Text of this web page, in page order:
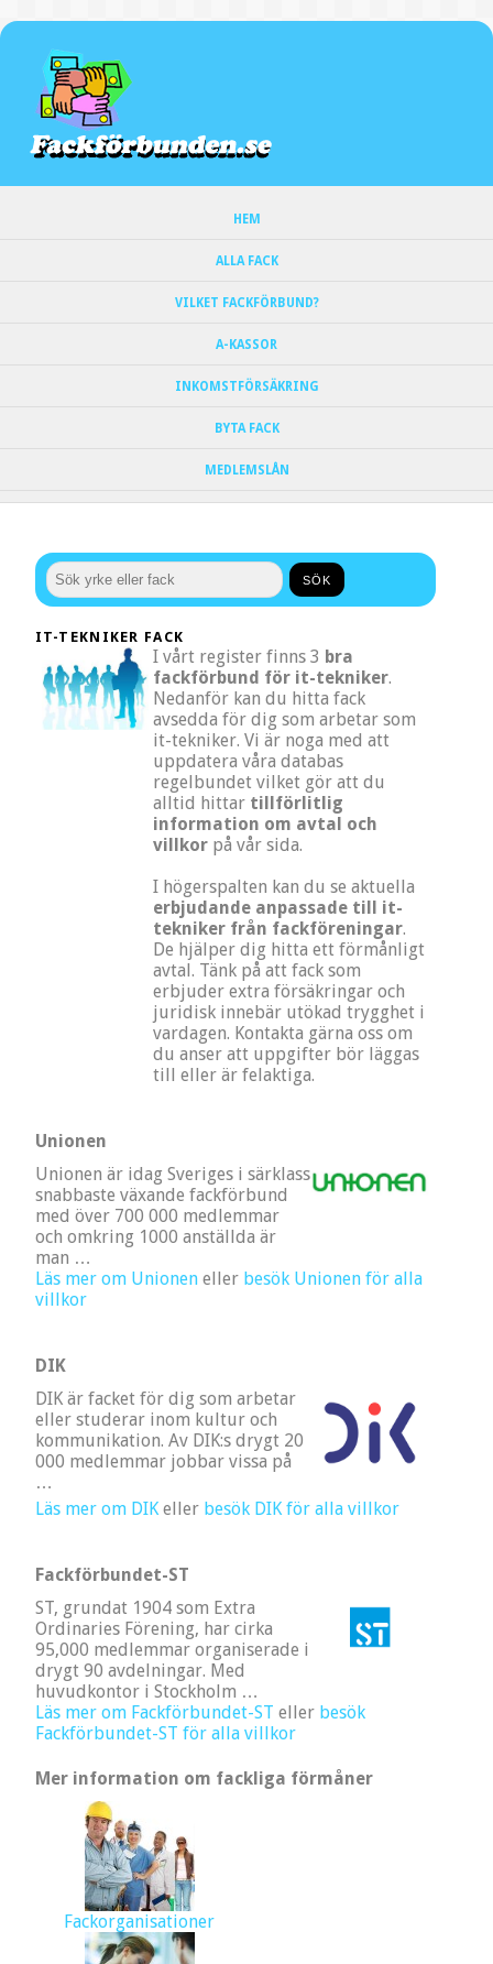
HEM
ALLA FACK
VILKET FACKFÖRBUND?
A-KASSOR
INKOMSTFÖRSÄKRING
BYTA FACK
MEDLEMSLÅN
IT-TEKNIKER FACK
I vårt register finns 3 bra
fackförbund för it-tekniker.
Nedanför kan du hitta fack
avsedda för dig som arbetar som
it-tekniker. Vi är noga med att
uppdatera våra databas
regelbundet vilket gör att du
alltid hittar tillförlitlig
information om avtal och
villkor på vår sida.
I högerspalten kan du se aktuella
erbjudande anpassade till it-
tekniker från fackföreningar.
De hjälper dig hitta ett förmånligt
avtal. Tänk på att fack som
erbjuder extra försäkringar och
juridisk innebär utökad trygghet i
vardagen. Kontakta gärna oss om
du anser att uppgifter bör läggas
till eller är felaktiga.
Unionen
Unionen är idag Sveriges i särklass
snabbaste växande fackförbund
med över 700 000 medlemmar
och omkring 1000 anställda är
man …
Läs mer om Unioneneller besök Unionen för alla
villkor
DIK
DIK är facket för dig som arbetar
eller studerar inom kultur och
kommunikation. Av DIK:s drygt 20
000 medlemmar jobbar vissa på
…
Läs mer om DIKeller besök DIK för alla villkor
Fackförbundet-ST
ST, grundat 1904 som Extra
Ordinaries Förening, har cirka
95,000 medlemmar organiserade i
drygt 90 avdelningar. Med
huvudkontor i Stockholm …
Läs mer om Fackförbundet-ST eller besök
Fackförbundet-ST för alla villkor
Mer information om fackliga förmåner
Fackorganisationer